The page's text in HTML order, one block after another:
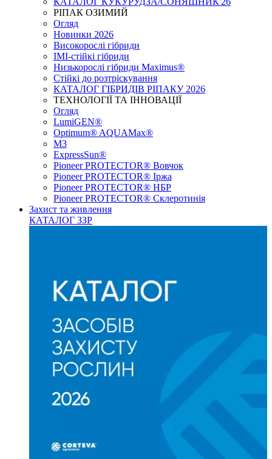
РІПАК ОЗИМИЙ
Огляд
Новинки 2026
Високорослі гібриди
IMI-стійкі гібриди
Низькорослі гібриди Maximus®
Стійкі до розтріскування
КАТАЛОГ ГІБРИДІВ РІПАКУ 2026
ТЕХНОЛОГІЇ ТА ІННОВАЦІЇ
Огляд
LumiGEN®
Optimum® AQUAMax®
М3
ExpressSun®
Pioneer PROTECTOR® Вовчок
Pioneer PROTECTOR® Іржа
Pioneer PROTECTOR® НБР
Pioneer PROTECTOR® Склеротинія
Захист та живлення
КАТАЛОГ ЗЗР